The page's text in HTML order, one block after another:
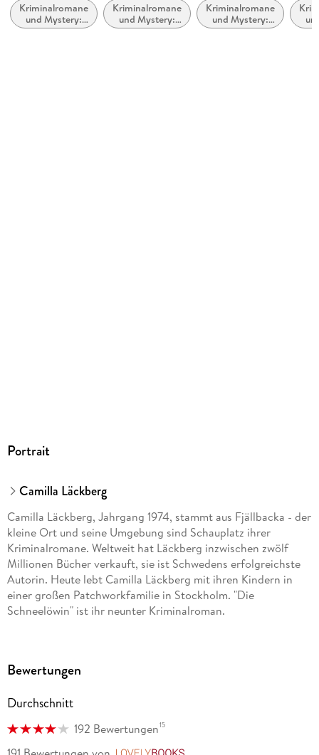
Übersetzung
Katrin Frey
Kriminalromane
und Mystery:
weibliche
Kriminalromane
und Mystery:
Cosy Mystery
Kriminalromane
und Mystery:
Polizeiarbeit &
Portrait
Camilla Läckberg
Camilla Läckberg, Jahrgang 1974, stammt aus Fjällbacka - der
kleine Ort und seine Umgebung sind Schauplatz ihrer
Kriminalromane. Weltweit hat Läckberg inzwischen zwölf
Millionen Bücher verkauft, sie ist Schwedens erfolgreichste
Autorin. Heute lebt Camilla Läckberg mit ihren Kindern in
einer großen Patchworkfamilie in Stockholm. "Die
Schneelöwin" ist ihr neunter Kriminalroman.
Bewertungen
Durchschnitt
192 Bewertungen15